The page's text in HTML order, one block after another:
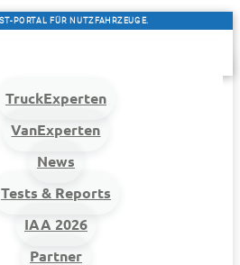
PORTAL FÜR NUTZFAHRZEUGE.
TruckExperten
VanExperten
News
Tests & Reports
IAA 2026
Partner